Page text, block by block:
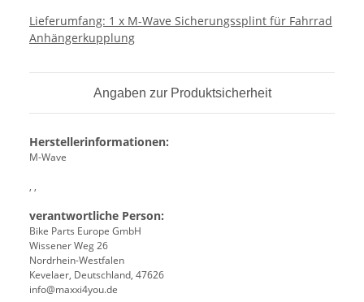
Lieferumfang: 1 x M-Wave Sicherungssplint für Fahrrad
Anhängerkupplung
Angaben zur Produktsicherheit
Herstellerinformationen:
M-Wave
, ,
verantwortliche Person:
Bike Parts Europe GmbH
Wissener Weg 26
Nordrhein-Westfalen
Kevelaer, Deutschland, 47626
info@maxxi4you.de